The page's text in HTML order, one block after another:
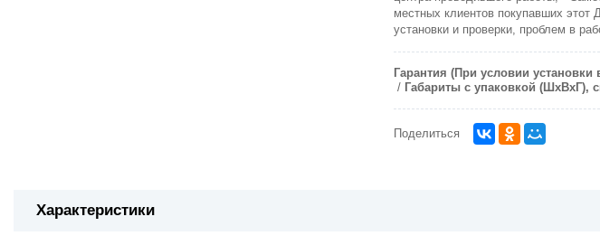
местных клиентов покупавших этот
установки и проверки, проблем в
Гарантия (При условии установки
Габариты с упаковкой (ШxВxГ),
Поделиться
Характеристики